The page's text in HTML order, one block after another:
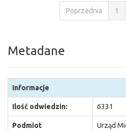
Poprzednia
1
Metadane
Informacje
Ilość odwiedzin: 6331
Podmiot
Urząd